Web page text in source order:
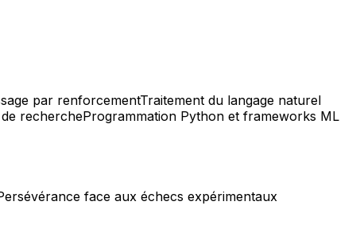
par renforcementTraitement du langage naturel
rechercheProgrammation Python et frameworks ML
face aux échecs expérimentaux